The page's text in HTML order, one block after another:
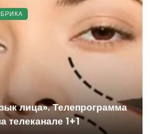
лица». Телепрограмма
телеканале 1+1